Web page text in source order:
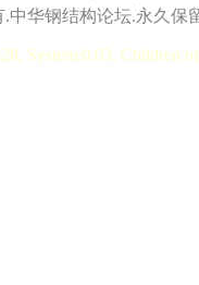
.中华钢结构论坛.永久保
System:0.03, Children